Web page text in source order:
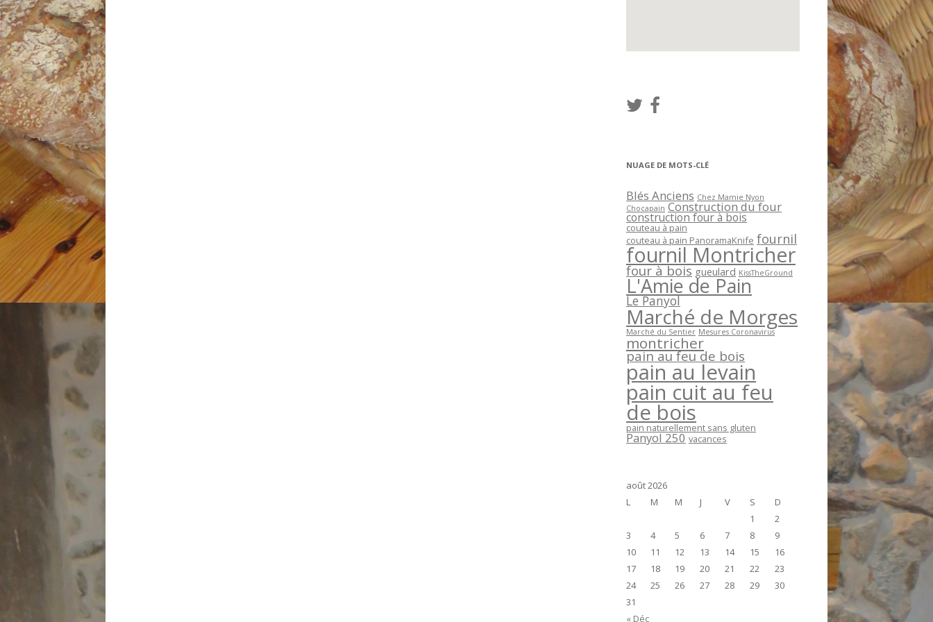
NUAGE DE MOTS-CLÉ
Blés Anciens Chez Mamie Nyon
Chocapain Construction du four
construction four à bois
couteau à pain
couteau à pain PanoramaKnife fournil
fournil Montricher
four à bois gueulard KissTheGround
L'Amie de Pain
Le Panyol
Marché de Morges
Marché du Sentier Mesures Coronavirus
montricher
pain au feu de bois
pain au levain
pain cuit au feu
de bois
pain naturellement sans gluten
Panyol 250 vacances
août 2026
L
M M J V S
D
1
2
3
4 5 6 7 8
9
10
11 12 13 14 15
16
17
18 19 20 21 22
23
24
25 26 27 28 29
30
31
« Déc